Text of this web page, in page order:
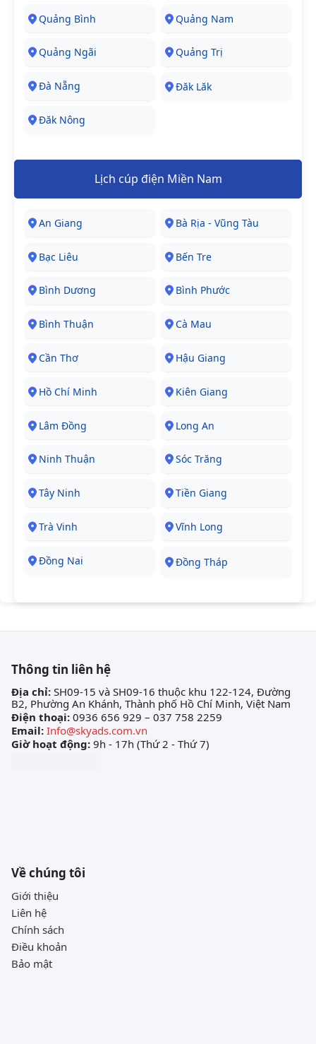
Quảng Bình Quảng Nam
Quảng Ngãi Quảng Trị
Đà Nẵng Đăk Lăk
Đăk Nông
Lịch cúp điện Miền Nam
An Giang Bà Rịa - Vũng Tàu
Bạc Liêu Bến Tre
Bình Dương Bình Phước
Bình Thuận Cà Mau
Cần Thơ Hậu Giang
Hồ Chí Minh Kiên Giang
Lâm Đồng Long An
Ninh Thuận Sóc Trăng
Tây Ninh Tiền Giang
Trà Vinh Vĩnh Long
Đồng Nai Đồng Tháp
Thông tin liên hệ
Địa chỉ: SH09-15 và SH09-16 thuộc khu 122-124, Đường
B2, Phường An Khánh, Thành phố Hồ Chí Minh, Việt Nam
Điện thoại: 0936 656 929 – 037 758 2259
Email: Info@skyads.com.vn
Giờ hoạt động: 9h - 17h (Thứ 2 - Thứ 7)
Về chúng tôi
Giới thiệu
Liên hệ
Chính sách
Điều khoản
Bảo mật